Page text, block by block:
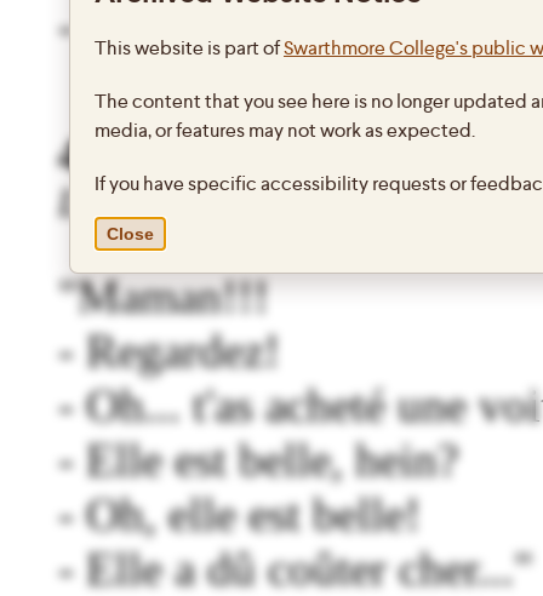
- Tiens!"
4
Le Mari de la coiffeuse(film
"Maman!!!
- Regardez!
- Oh... t'as acheté une
- Elle est belle, hein?
- Oh, elle est belle!
- Elle a dû coûter cher..."
This website is part ofSwarthmore College's public
The content that you see here is no longer updated
media, or features may not work as expected.
If you have specific accessibility requests or
Close